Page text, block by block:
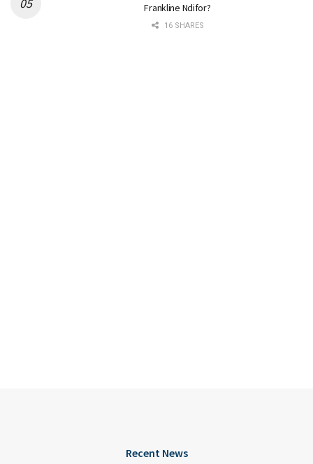
Frankline Ndifor?
16 SHARES
Recent News